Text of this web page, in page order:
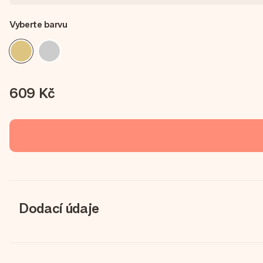
Vyberte barvu
609 Kč
Dodací údaje